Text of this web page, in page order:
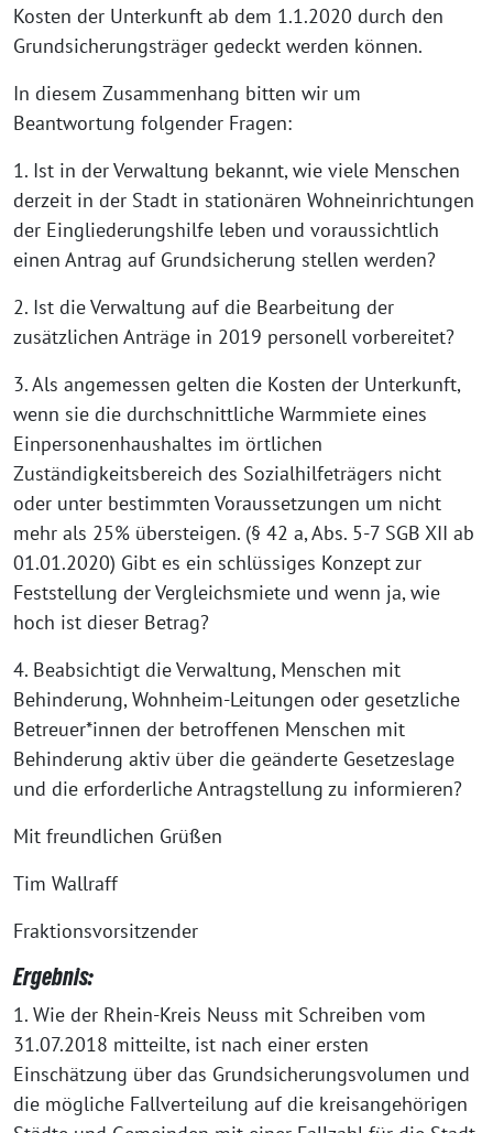
Kosten der Unterkunft ab dem 1.1.2020 durch den
Grundsicherungsträger gedeckt werden können.
In diesem Zusammenhang bitten wir um
Beantwortung folgender Fragen:
1. Ist in der Verwaltung bekannt, wie viele Menschen
derzeit in der Stadt in stationären Wohneinrichtungen
der Eingliederungshilfe leben und voraussichtlich
einen Antrag auf Grundsicherung stellen werden?
2. Ist die Verwaltung auf die Bearbeitung der
zusätzlichen Anträge in 2019 personell vorbereitet?
3. Als angemessen gelten die Kosten der Unterkunft,
wenn sie die durchschnittliche Warmmiete eines
Einpersonenhaushaltes im örtlichen
Zuständigkeitsbereich des Sozialhilfeträgers nicht
oder unter bestimmten Voraussetzungen um nicht
mehr als 25% übersteigen. (§ 42 a, Abs. 5-7 SGB XII ab
01.01.2020) Gibt es ein schlüssiges Konzept zur
Feststellung der Vergleichsmiete und wenn ja, wie
hoch ist dieser Betrag?
4. Beabsichtigt die Verwaltung, Menschen mit
Behinderung, Wohnheim-Leitungen oder gesetzliche
Betreuer*innen der betroffenen Menschen mit
Behinderung aktiv über die geänderte Gesetzeslage
und die erforderliche Antragstellung zu informieren?
Mit freundlichen Grüßen
Tim Wallraff
Fraktionsvorsitzender
Ergebnis:
1. Wie der Rhein-Kreis Neuss mit Schreiben vom
31.07.2018 mitteilte, ist nach einer ersten
Einschätzung über das Grundsicherungsvolumen und
die mögliche Fallverteilung auf die kreisangehörigen